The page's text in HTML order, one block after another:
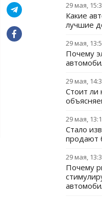
29 мая,
Какие
лучшие
29 мая,
Почему
29 мая,
Стоит ли
29 мая,
Стало
продают
29 мая,
Почему